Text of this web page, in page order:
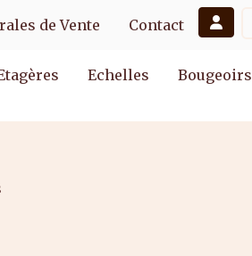
de Vente Contact
Echelles Bougeoirs